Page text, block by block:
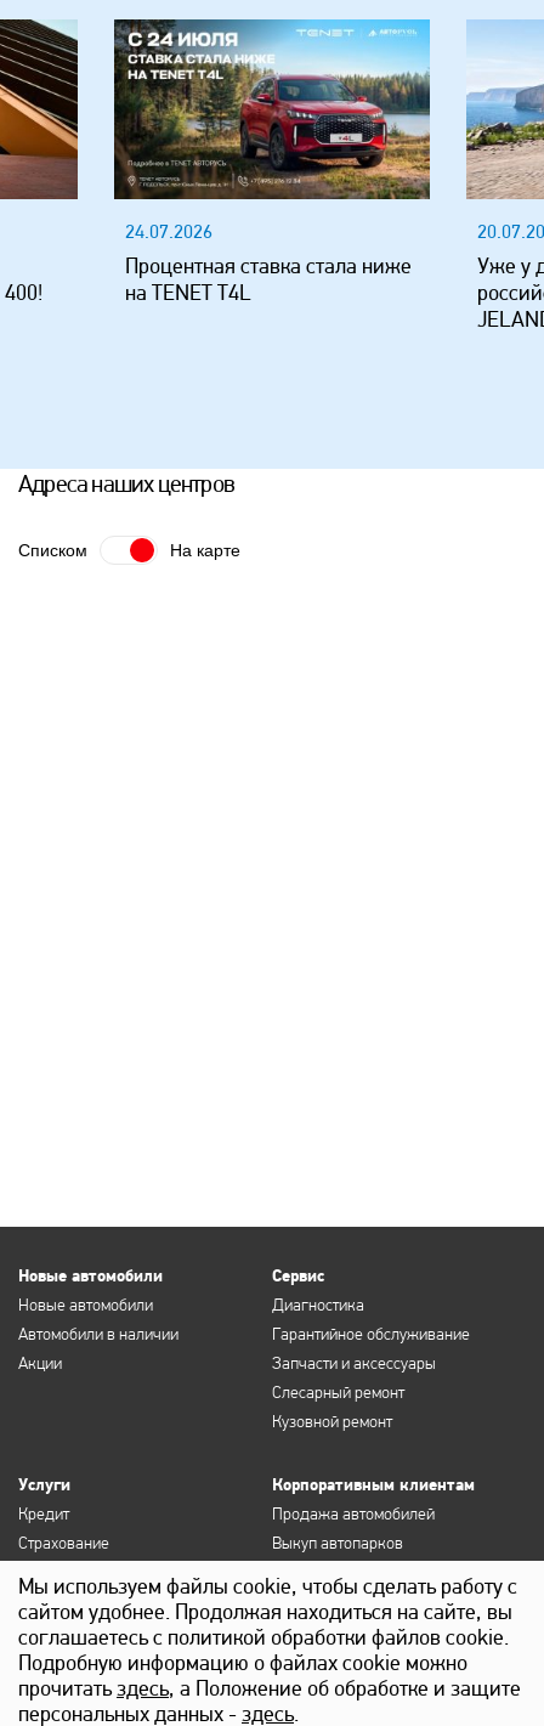
24.07.2026
Процентная ставка стала ниже
на TENET T4L
Уже у
Адреса наших центров
Списком На карте
Новые автомобили
Новые автомобили
Автомобили в наличии
Акции
Сервис
Диагностика
Гарантийное обслуживание
Запчасти и аксессуары
Слесарный ремонт
Кузовной ремонт
Услуги
Кредит
Страхование
Продление полисов ОСАГО и
КАСКО
Выкуп
Детейлинг
Корпоративным клиентам
Продажа автомобилей
Выкуп автопарков
Сервисное обслуживание
Лизинг
Мы используем файлы cookie, чтобы сделать работу с
сайтом удобнее. Продолжая находиться на сайте, вы
соглашаетесь с политикой обработки файлов cookie.
Подробную информацию о файлах cookie можно
прочитатьздесь, а Положение об обработке и защите
персональных данных - здесь.